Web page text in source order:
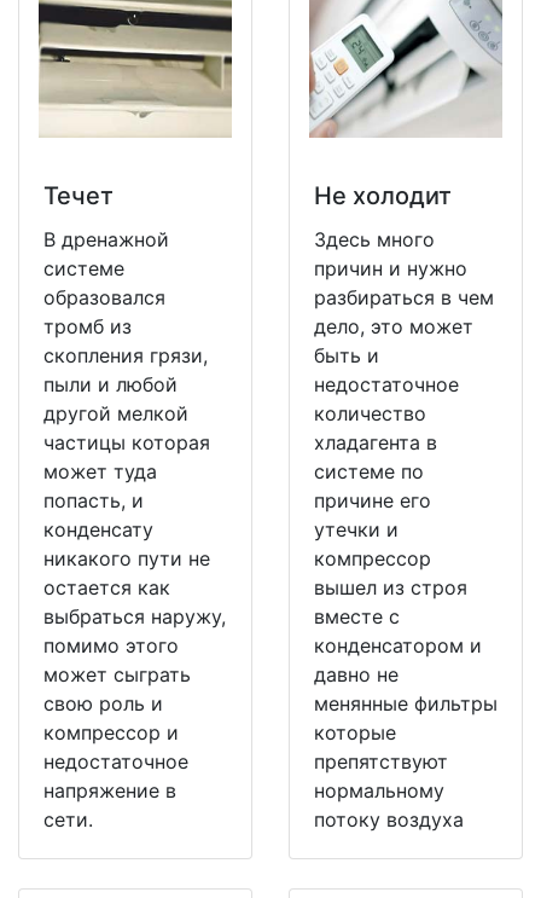
Течет
В дренажной
системе
образовался
тромб из
скопления грязи,
пыли и любой
другой мелкой
частицы которая
может туда
попасть, и
конденсату
никакого пути не
остается как
выбраться наружу,
помимо этого
может сыграть
свою роль и
компрессор и
недостаточное
напряжение в
сети.
Не холодит
Здесь много
причин и нужно
разбираться в чем
дело, это может
быть и
недостаточное
количество
хладагента в
системе по
причине его
утечки и
компрессор
вышел из строя
вместе с
конденсатором и
давно не
менянные фильтры
которые
препятствуют
нормальному
потоку воздуха